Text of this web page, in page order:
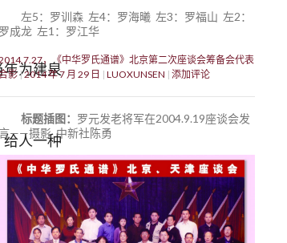
为建泉
人一种
左5：罗训森 左4：罗海曦 左3：罗福山 左2：
罗成龙 左1：罗江华
，《中华罗氏通谱》北京第二次座谈会筹备会代表
影 2014 年 7 月 29 日 LUOXUNSEN 添加评论
标题插图： 罗元发老将军在2004.9.19座谈会发
——摄影 中新社陈勇